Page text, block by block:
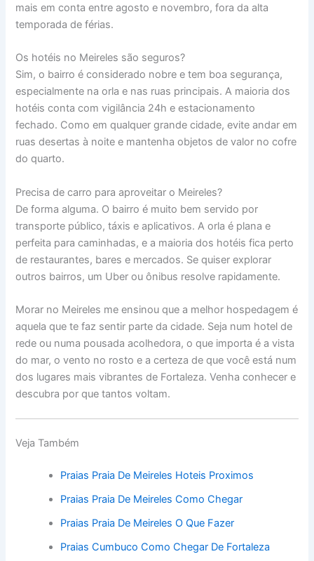
mais em conta entre agosto e novembro, fora da alta
temporada de férias.
Os hotéis no Meireles são seguros?
Sim, o bairro é considerado nobre e tem boa segurança,
especialmente na orla e nas ruas principais. A maioria dos
hotéis conta com vigilância 24h e estacionamento
fechado. Como em qualquer grande cidade, evite andar em
ruas desertas à noite e mantenha objetos de valor no cofre
do quarto.
Precisa de carro para aproveitar o Meireles?
De forma alguma. O bairro é muito bem servido por
transporte público, táxis e aplicativos. A orla é plana e
perfeita para caminhadas, e a maioria dos hotéis fica perto
de restaurantes, bares e mercados. Se quiser explorar
outros bairros, um Uber ou ônibus resolve rapidamente.
Morar no Meireles me ensinou que a melhor hospedagem é
aquela que te faz sentir parte da cidade. Seja num hotel de
rede ou numa pousada acolhedora, o que importa é a vista
do mar, o vento no rosto e a certeza de que você está num
dos lugares mais vibrantes de Fortaleza. Venha conhecer e
descubra por que tantos voltam.
Veja Também
Praias Praia De Meireles Hoteis Proximos
Praias Praia De Meireles Como Chegar
Praias Praia De Meireles O Que Fazer
Praias Cumbuco Como Chegar De Fortaleza